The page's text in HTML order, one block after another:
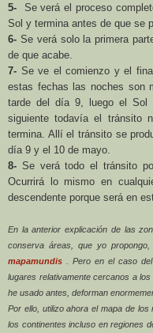
5- Se verá el proceso
Sol y termina antes de que se
6- Se verá solo la primera
de que acabe.
7- Se ve el comienzo y el
estas fechas las noches son
tarde del día 9, luego el
siguiente todavía el tránsito
termina. Allí el tránsito se
día 9 y el 10 de mayo.
8- Se verá todo el tránsito
Ocurrirá lo mismo en
descendente porque será en
En la anterior explicación de las
conserva áreas, que yo
mapamundis . Pero en el caso
lugares relativamente cercanos a
he usado antes, deforman
Por ello, utilizo ahora el mapa de
los continentes incluso en regiones